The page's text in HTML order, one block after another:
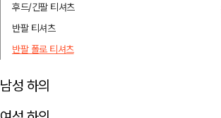
후드/긴팔 티셔츠
반팔 티셔츠
반팔 폴로 티셔츠
남성 하의